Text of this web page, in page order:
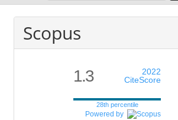
Scopus
1.3
2022
CiteScore
28th percentile
Powered by